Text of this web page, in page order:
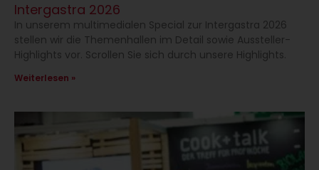
Intergastra 2026
In unserem multimedialen Special zur Intergastra 2026
stellen wir die Themenhallen im Detail sowie Aussteller-
Highlights vor. Scrollen Sie sich durch unsere Highlights.
Weiterlesen »